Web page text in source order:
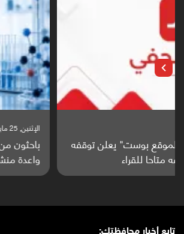
باحثون من اليمن يدخلون سباق أبحاث
واعدة منشورة عالميا (ترجمة)